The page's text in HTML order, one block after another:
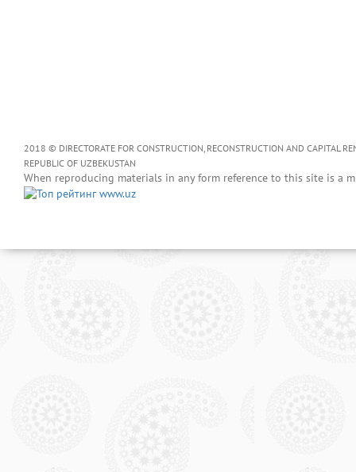
2018 © DIRECTORATE FOR CONSTRUCTION, RECONSTRUCTION AND CAPITAL
REPUBLIC OF UZBEKUSTAN
When reproducing materials in any form reference to this site is a